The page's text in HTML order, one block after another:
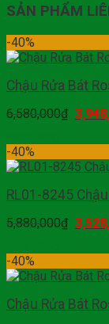
SẢN PHẨM
-40%
Chậu Rửa Bát
6,580,000₫
-40%
RL01-8245
5,880,000₫
-40%
Chậu Rửa Bát